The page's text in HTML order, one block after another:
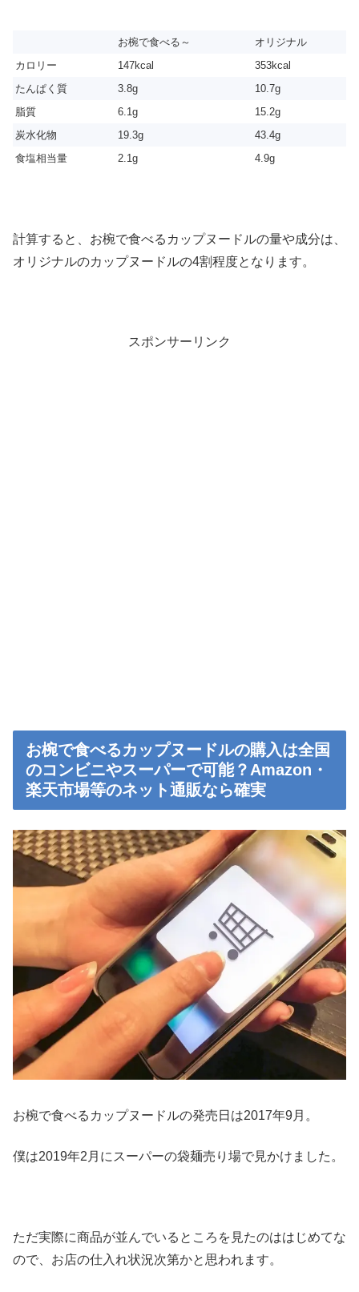
お椀で食べる～
オリジナル
カロリー
147kcal
353kcal
たんぱく質
3.8g
10.7g
脂質
6.1g
15.2g
炭水化物
19.3g
43.4g
食塩相当量
2.1g 4.9g
計算すると、お椀で食べるカップヌードルの量や成分は、
オリジナルのカップヌードルの4割程度となります。
スポンサーリンク
お椀で食べるカップヌードルの購入は全国
のコンビニやスーパーで可能？Amazon・
楽天市場等のネット通販なら確実
お椀で食べるカップヌードルの発売日は2017年9月。
僕は2019年2月にスーパーの袋麺売り場で見かけました。
ただ実際に商品が並んでいるところを見たのははじめてな
ので、お店の仕入れ状況次第かと思われます。